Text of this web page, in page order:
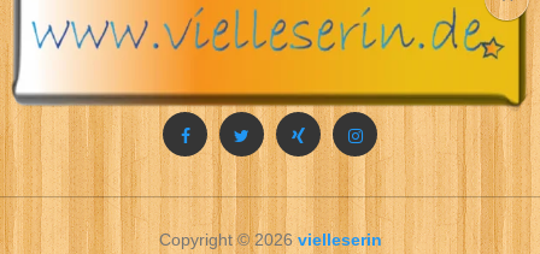
Copyright © 2026vielleserin